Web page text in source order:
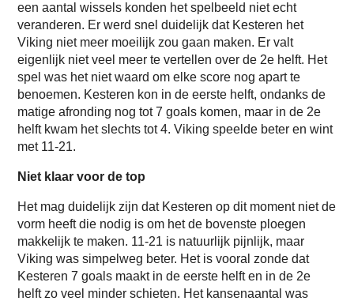
een aantal wissels konden het spelbeeld niet echt
veranderen. Er werd snel duidelijk dat Kesteren het
Viking niet meer moeilijk zou gaan maken. Er valt
eigenlijk niet veel meer te vertellen over de 2e helft. Het
spel was het niet waard om elke score nog apart te
benoemen. Kesteren kon in de eerste helft, ondanks de
matige afronding nog tot 7 goals komen, maar in de 2e
helft kwam het slechts tot 4. Viking speelde beter en wint
met 11-21.
Niet klaar voor de top
Het mag duidelijk zijn dat Kesteren op dit moment niet de
vorm heeft die nodig is om het de bovenste ploegen
makkelijk te maken. 11-21 is natuurlijk pijnlijk, maar
Viking was simpelweg beter. Het is vooral zonde dat
Kesteren 7 goals maakt in de eerste helft en in de 2e
helft zo veel minder schieten. Het kansenaantal was